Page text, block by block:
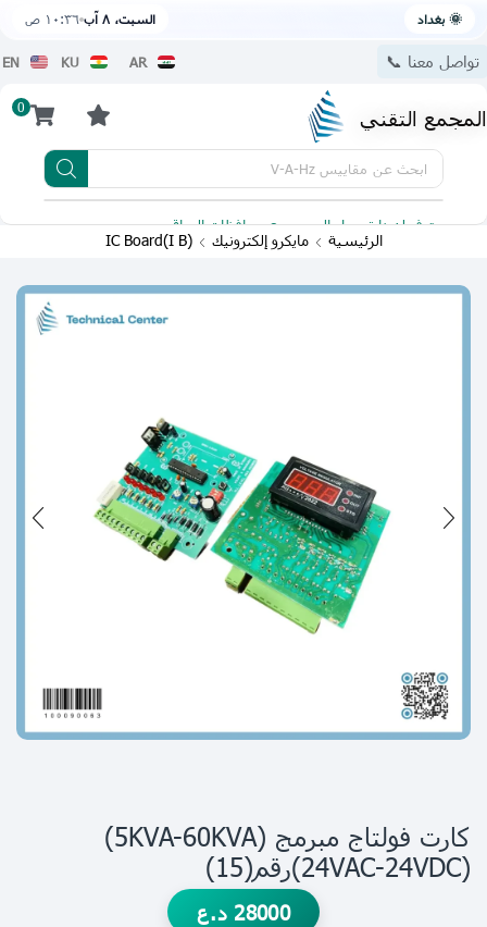
🌞 بغداد السبت، ٨ آب ١٠:٣٦ ص
تواصل معنا 📞 AR
KU
EN
المجمع التقني 0
ابحث عن مقاييس V-A-Hz
يتوفر لدينا توصيل الى جميع محافظات العراق
الرئيسية مايكرو إلكترونيك (I B)IC Board
كارت فولتاج مبرمج (5KVA-60KVA)
(24VAC-24VDC)رقم(15)
28000 د.ع